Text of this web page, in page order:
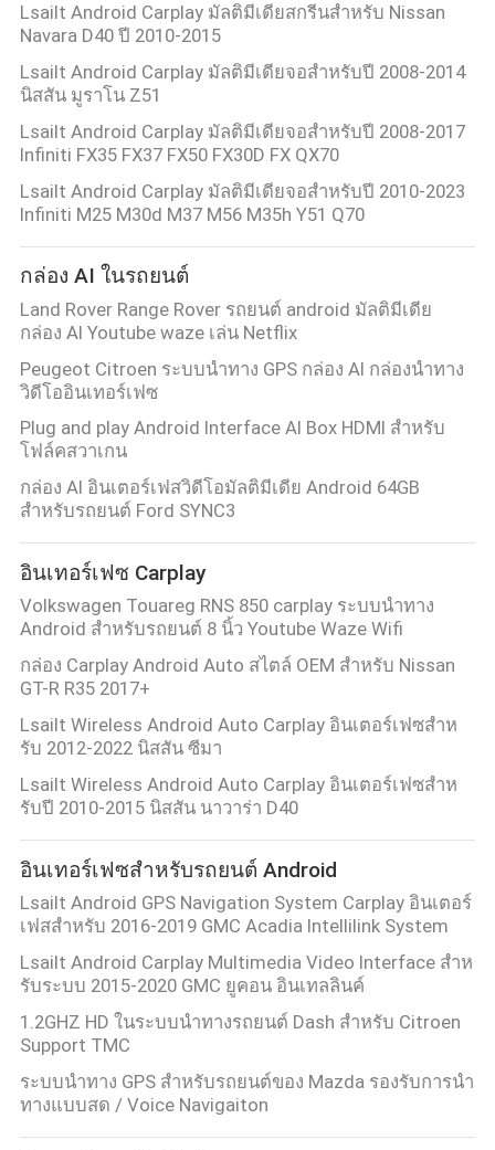
Lsailt Android Carplay มัลติมีเดียสกรีนสําหรับ Nissan
Navara D40 ปี 2010-2015
Lsailt Android Carplay มัลติมีเดียจอสําหรับปี 2008-2014
นิสสัน มูราโน Z51
Lsailt Android Carplay มัลติมีเดียจอสําหรับปี 2008-2017
Infiniti FX35 FX37 FX50 FX30D FX QX70
Lsailt Android Carplay มัลติมีเดียจอสําหรับปี 2010-2023
Infiniti M25 M30d M37 M56 M35h Y51 Q70
กล่อง AI ในรถยนต์
Land Rover Range Rover รถยนต์ android มัลติมีเดีย
กล่อง AI Youtube waze เล่น Netflix
Peugeot Citroen ระบบนำทาง GPS กล่อง AI กล่องนำทาง
วิดีโออินเทอร์เฟซ
Plug and play Android Interface AI Box HDMI สำหรับ
โฟล์คสวาเกน
กล่อง AI อินเตอร์เฟสวิดีโอมัลติมีเดีย Android 64GB
สำหรับรถยนต์ Ford SYNC3
อินเทอร์เฟซ Carplay
Volkswagen Touareg RNS 850 carplay ระบบนำทาง
Android สำหรับรถยนต์ 8 นิ้ว Youtube Waze Wifi
กล่อง Carplay Android Auto สไตล์ OEM สำหรับ Nissan
GT-R R35 2017+
Lsailt Wireless Android Auto Carplay อินเตอร์เฟซสําห
รับ 2012-2022 นิสสัน ซีมา
Lsailt Wireless Android Auto Carplay อินเตอร์เฟซสําห
รับปี 2010-2015 นิสสัน นาวาร่า D40
อินเทอร์เฟซสำหรับรถยนต์ Android
Lsailt Android GPS Navigation System Carplay อินเตอร์
เฟสสําหรับ 2016-2019 GMC Acadia Intellilink System
Lsailt Android Carplay Multimedia Video Interface สําห
รับระบบ 2015-2020 GMC ยูคอน อินเทลลินค์
1.2GHZ HD ในระบบนำทางรถยนต์ Dash สำหรับ Citroen
Support TMC
ระบบนำทาง GPS สำหรับรถยนต์ของ Mazda รองรับการนำ
ทางแบบสด / Voice Navigaiton